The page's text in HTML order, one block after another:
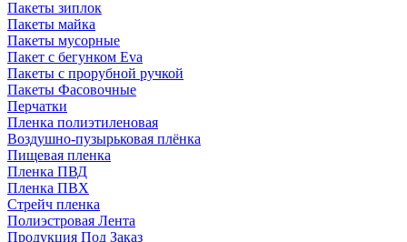
Пакеты зиплок
Пакеты майка
Пакеты мусорные
Пакет с бегунком Eva
Пакеты с прорубной ручкой
Пакеты Фасовочные
Перчатки
Пленка полиэтиленовая
Воздушно-пузырьковая плёнка
Пищевая пленка
Пленка ПВД
Пленка ПВХ
Стрейч пленка
Полиэстровая Лента
Продукция Под Заказ